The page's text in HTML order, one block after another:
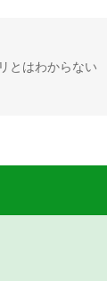
とはわからない